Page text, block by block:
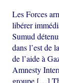
Les Forces
libérer
Sumud
dans l’est de
de l’aide à
Amnesty
groupe […]